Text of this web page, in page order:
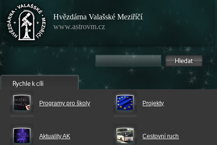
Hvězdárna Valašské Meziříčí
www.astrovm.cz
Programy pro školy Projekty
Aktuality AK Cestovní ruch